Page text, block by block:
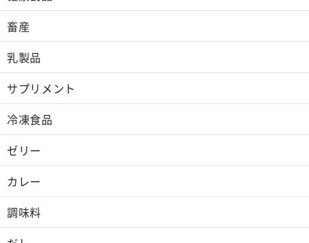
畜産
乳製品
サプリメント
冷凍食品
ゼリー
カレー
調味料